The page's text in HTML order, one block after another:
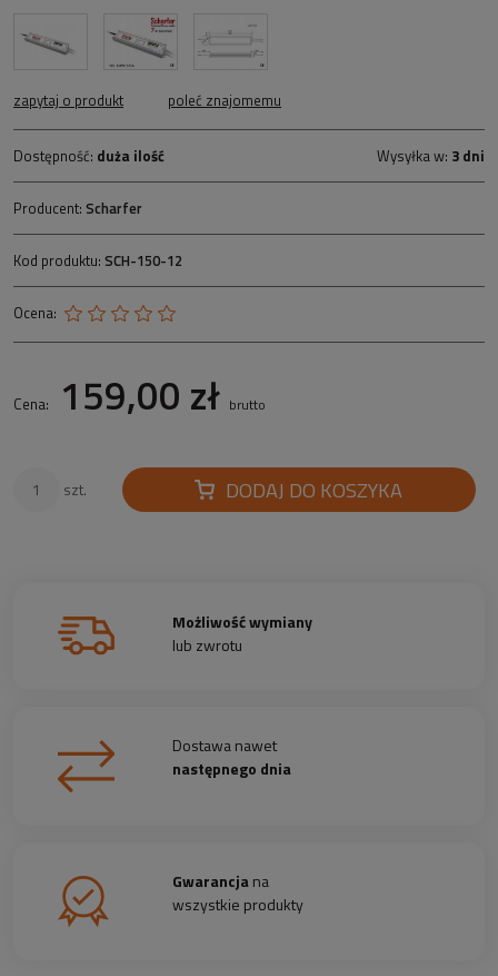
zapytaj o produkt poleć znajomemu
Dostępność: duża ilość Wysyłka w: 3 dni
Producent: Scharfer
Kod produktu: SCH-150-12
Ocena:
Cena: 159,00 zł brutto
szt. DODAJ DO KOSZYKA
Możliwość wymiany
lub zwrotu
Dostawa nawet
następnego dnia
Gwarancjana
wszystkie produkty